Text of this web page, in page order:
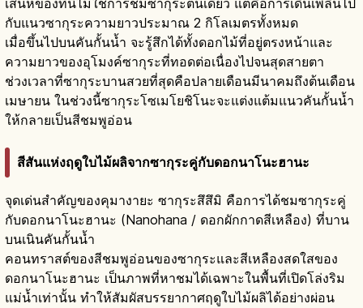
กับแนวซากุระความยาวประมาณ 2 กิโลเมตรทั้งหมด
เมื่อขึ้นไปบนคันกั้นน้ำ จะรู้สึกได้ทั้งดอกไม้ที่อยู่ตรงหน้าและ
ความยาวของอุโมงค์ซากุระที่ทอดต่อเนื่องไปจนสุดสายตา
ช่วงเวลาที่ซากุระบานสวยที่สุดคือปลายเดือนมีนาคมถึงต้นเดือน
เมษายน ในช่วงนี้ซากุระโซเมโยชิโนะจะแต่งแต้มแนวคันกั้นน้ำ
ให้กลายเป็นสีชมพูอ่อน
สีสันแห่งฤดูใบไม้ผลิจากซากุระคู่กับดอกนาโนะฮานะ
จุดเด่นสำคัญของคุมางายะ ซากุระสึสึมิ คือการได้ชมซากุระคู่
กับดอกนาโนะฮานะ (Nanohana / ดอกผักกาดสีเหลือง) ที่บาน
บนเนินคันกั้นน้ำ
คอนทราสต์ของสีชมพูอ่อนของซากุระและสีเหลืองสดใสของ
ดอกนาโนะฮานะ เป็นภาพที่หาชมได้เฉพาะในพื้นที่เปิดโล่งริม
แม่น้ำเท่านั้น ทำให้สัมผัสบรรยากาศฤดูใบไม้ผลิได้อย่างผ่อน